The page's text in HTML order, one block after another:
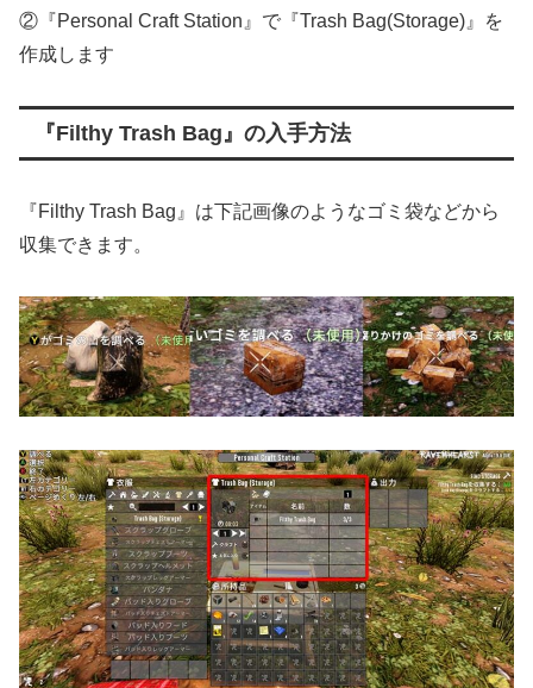
②『Personal Craft Station』で『Trash Bag(Storage)』を
作成します
『Filthy Trash Bag』の入手方法
『Filthy Trash Bag』は下記画像のようなゴミ袋などから
収集できます。